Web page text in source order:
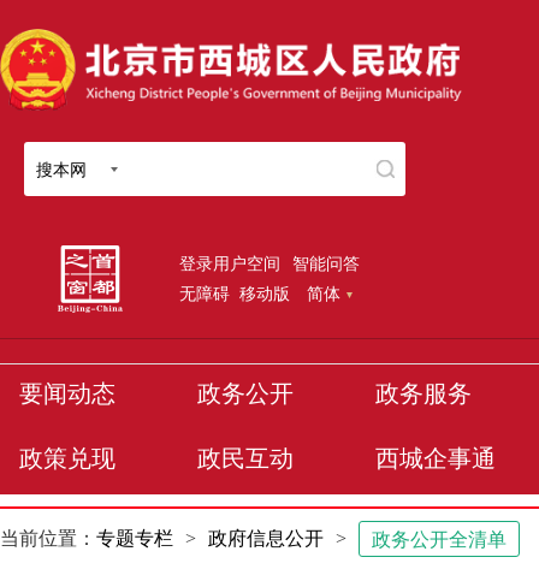
搜本网
登录用户空间 智能问答
无障碍 移动版 简体
要闻动态 政务公开 政务服务
政策兑现 政民互动 西城企事通
当前位置： 专题专栏 > 政府信息公开 > 政务公开全清单